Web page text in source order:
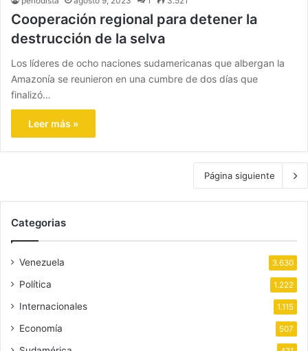
Cooperación regional para detener la
destrucción de la selva
Los líderes de ocho naciones sudamericanas que albergan la
Amazonía se reunieron en una cumbre de dos días que
finalizó…
Leer más »
Página siguiente
Categorias
Venezuela 3.630
Política 1.222
Internacionales 1.115
Economía 507